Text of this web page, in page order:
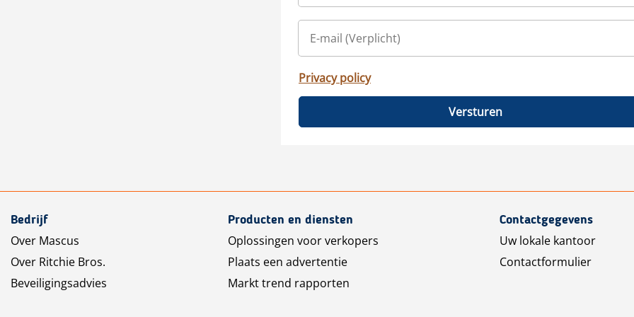
Privacy policy
Versturen
Bedrijf
Over Mascus
Over Ritchie Bros.
Beveiligingsadvies
Producten en diensten
Oplossingen voor verkopers
Plaats een advertentie
Markt trend rapporten
Contactgegevens
Uw lokale kantoor
Contactformulier